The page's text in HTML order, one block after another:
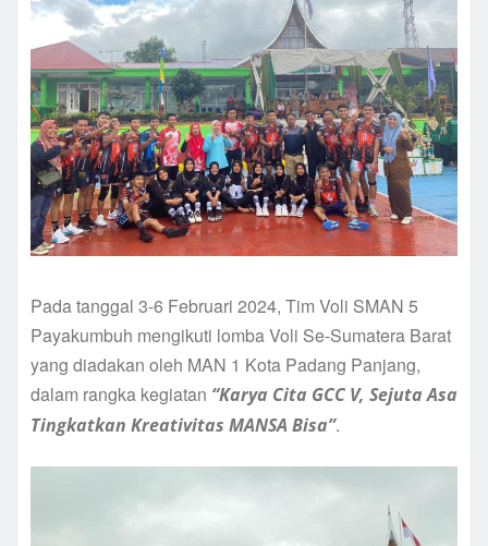
Pada tanggal 3-6 Februari 2024, Tim Voli SMAN 5
Payakumbuh mengikuti lomba Voli Se-Sumatera Barat
yang diadakan oleh MAN 1 Kota Padang Panjang,
dalam rangka kegiatan “Karya Cita GCC V, Sejuta Asa
Tingkatkan Kreativitas MANSA Bisa”.